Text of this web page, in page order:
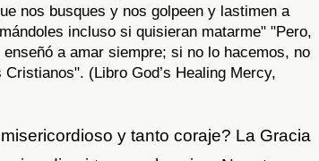
nos busques y nos golpeen y lastimen a
incluso si quisieran matarme" "Pero,
a amar siempre; si no lo hacemos, no
(Libro God’s Healing Mercy,
y tanto coraje? La Gracia